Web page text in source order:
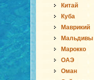
Китай
Куба
Маврикий
Мальдивы
Марокко
ОАЭ
Оман